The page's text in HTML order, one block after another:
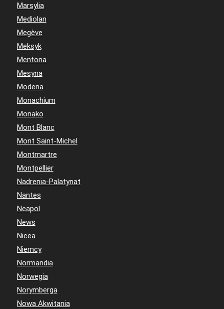
Marsylia
Mediolan
Megève
Meksyk
Mentona
Mesyna
Modena
Monachium
Monako
Mont Blanc
Mont Saint-Michel
Montmartre
Montpellier
Nadrenia-Palatynat
Nantes
Neapol
News
Nicea
Niemcy
Normandia
Norwegia
Norymberga
Nowa Akwitania